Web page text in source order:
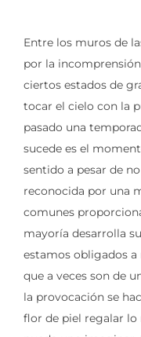
Entre los muros de
por la
ciertos estados de
tocar el cielo con la
pasado una
sucede es el
sentido a pesar de
reconocida por una
comunes
mayoría desarrolla
estamos obligados
que a veces son de
la provocación se
flor de piel regalar lo